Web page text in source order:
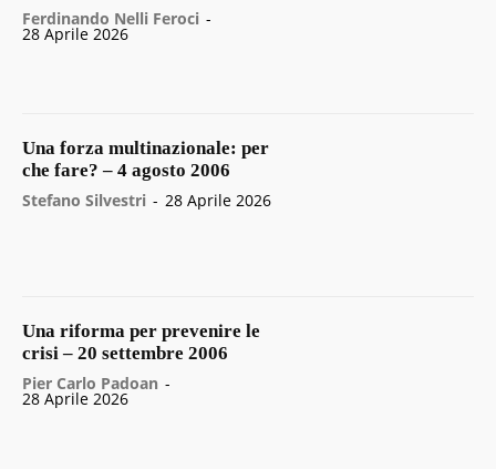
Ferdinando Nelli Feroci -
28 Aprile 2026
Una forza multinazionale: per
che fare? – 4 agosto 2006
Stefano Silvestri - 28 Aprile 2026
Una riforma per prevenire le
crisi – 20 settembre 2006
Pier Carlo Padoan -
28 Aprile 2026